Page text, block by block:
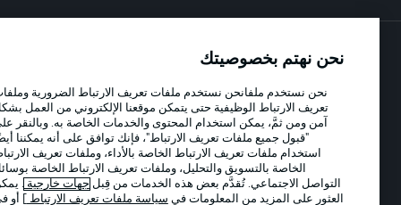
الإعلانات الإخطارات القانونية
إدارة التفضيلات بيان الخصوصية
شروط الاستخدام الوظائف
جهة النشر تواصل معنا
اللاعبون
نحن نهتم بخصوصيتك
نحن نستخدم ملفانحن نستخدم ملفات تعريف الارتباط الضرورية وملفات
تعريف الارتباط الوظيفية حتى يتمكن موقعنا الإلكتروني من العمل بشكل
آمن ومن ثمَّ، يمكن استخدام المحتوى والخدمات الخاصة به. وبالنقر على
"قبول جميع ملفات تعريف الارتباط"، فإنك توافق على أنه يمكننا أيضًا
استخدام ملفات تعريف الارتباط الخاصة بالأداء، وملفات تعريف الارتباط
الخاصة بالتسويق والتحليل، وملفات تعريف الارتباط الخاصة بوسائل
التواصل الاجتماعي. تُقدَّم بعض هذه الخدمات من قِبل جهات خارجية . يمكن
العثور على المزيد من المعلومات فيسياسة ملفات تعريف الارتباط] أو في